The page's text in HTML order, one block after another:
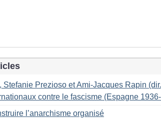
Stefanie Prezioso et Ami-Jacques Rapin
contre le fascisme (Espagne
l’anarchisme organisé